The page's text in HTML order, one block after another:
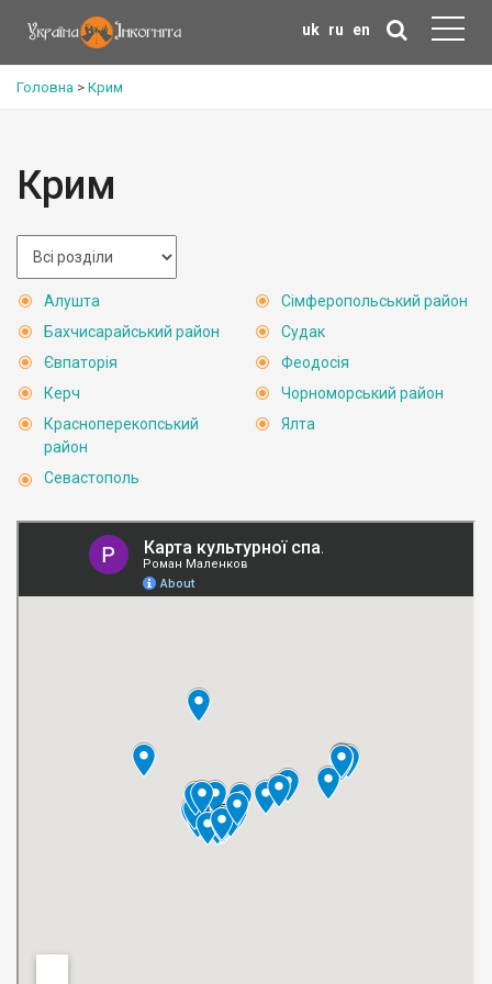
uk ru en
Головна > Крим
Крим
Алушта
Бахчисарайський район
Євпаторія
Керч
Красноперекопський
район
Севастополь
Сімферопольський район
Судак
Феодосія
Чорноморський район
Ялта